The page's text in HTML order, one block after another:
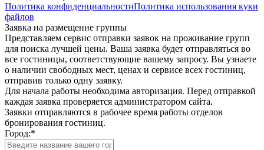
Политика конфиденциальностиПолитика использования куки
файлов
Заявка на размещение группы
Представляем сервис отправки заявок на проживание групп
для поиска лучшей цены. Ваша заявка будет отправляться во
все гостиницы, соответствующие вашему запросу. Вы узнаете
о наличии свободных мест, ценах и сервисе всех гостиниц,
отправив только одну заявку.
Для начала работы необходима авторизация. Перед отправкой
каждая заявка проверяется администратором сайта.
Заявки отправляются в рабочее время работы отделов
бронирования гостиниц.
Город:*